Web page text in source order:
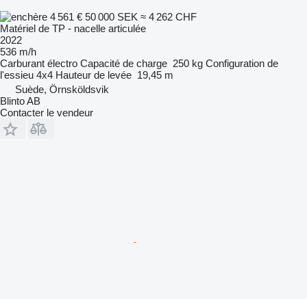
4 561 € 50 000 SEK ≈ 4 262 CHF
Matériel de TP - nacelle articulée
2022
536 m/h
Carburant électro Capacité de charge 250 kg Configuration de
l'essieu 4x4 Hauteur de levée 19,45 m
Suède, Örnsköldsvik
Blinto AB
Contacter le vendeur